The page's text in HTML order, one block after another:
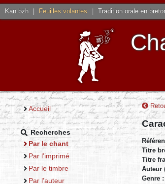
Kan.bzh Feuilles volantes Tradition orale en
Accueil
Recherches
Par le chant
Par l’imprimé
Par le timbre
Par l’auteur
Titre
Titre
Auteur
Genre :